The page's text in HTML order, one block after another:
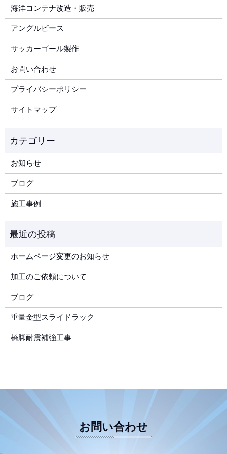
海洋コンテナ改造・販売
アングルピース
サッカーゴール製作
お問い合わせ
プライバシーポリシー
サイトマップ
お知らせ
ブログ
施工事例
ホームページ変更のお知らせ
加工のご依頼について
ブログ
重量金型スライドラック
橋脚耐震補強工事
お問い合わせ